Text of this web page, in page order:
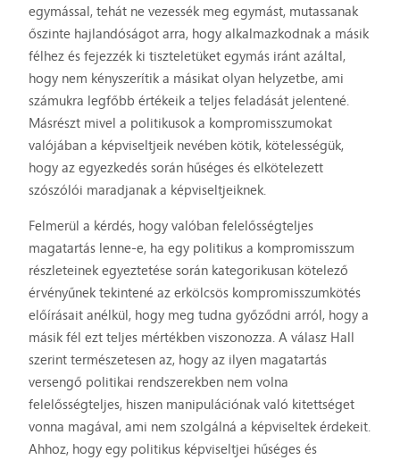
egymással, tehát ne vezessék meg egymást, mutassanak
őszinte hajlandóságot arra, hogy alkalmazkodnak a másik
félhez és fejezzék ki tiszteletüket egymás iránt azáltal,
hogy nem kényszerítik a másikat olyan helyzetbe, ami
számukra legfőbb értékeik a teljes feladását jelentené.
Másrészt mivel a politikusok a kompromisszumokat
valójában a képviseltjeik nevében kötik, kötelességük,
hogy az egyezkedés során hűséges és elkötelezett
szószólói maradjanak a képviseltjeiknek.
Felmerül a kérdés, hogy valóban felelősségteljes
magatartás lenne-e, ha egy politikus a kompromisszum
részleteinek egyeztetése során kategorikusan kötelező
érvényűnek tekintené az erkölcsös kompromisszumkötés
előírásait anélkül, hogy meg tudna győződni arról, hogy a
másik fél ezt teljes mértékben viszonozza. A válasz Hall
szerint természetesen az, hogy az ilyen magatartás
versengő politikai rendszerekben nem volna
felelősségteljes, hiszen manipulációnak való kitettséget
vonna magával, ami nem szolgálná a képviseltek érdekeit.
Ahhoz, hogy egy politikus képviseltjei hűséges és